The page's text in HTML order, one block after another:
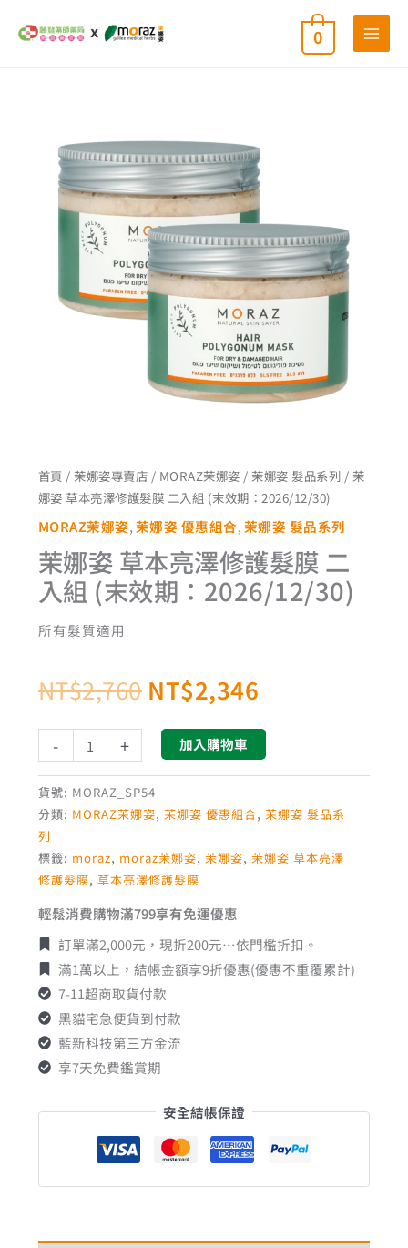
0
首頁 / 茉娜姿專賣店 / MORAZ茉娜姿 / 茉娜姿 髮品系列 / 茉
娜姿 草本亮澤修護髮膜 二入組 (末效期：2026/12/30)
MORAZ茉娜姿,茉娜姿 優惠組合,茉娜姿 髮品系列
茉娜姿 草本亮澤修護髮膜 二
入組 (末效期：2026/12/30)
所有髮質適用
NT$2,760
原
始
價
格：
NT$2,346
目
前
價
格：
-
效
2026/12/30)
數
量
+ 加入購物車
貨號: MORAZ_SP54
分類: MORAZ茉娜姿, 茉娜姿 優惠組合, 茉娜姿 髮品系
列
標籤: moraz, moraz茉娜姿, 茉娜姿, 茉娜姿 草本亮澤
修護髮膜, 草本亮澤修護髮膜
輕鬆消費購物滿799享有免運優惠
訂單滿2,000元，現折200元…依門檻折扣。
滿1萬以上，結帳金額享9折優惠(優惠不重覆累計)
7-11超商取貨付款
黑貓宅急便貨到付款
藍新科技第三方金流
享7天免費鑑賞期
安全結帳保證